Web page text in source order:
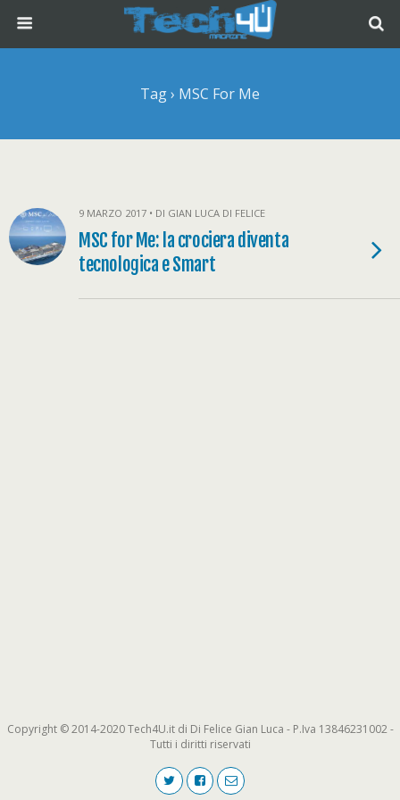
Tag › MSC For Me
9 MARZO 2017 • DI GIAN LUCA DI FELICE
MSC for Me: la crociera diventa
tecnologica e Smart
Copyright © 2014-2020 Tech4U.it di Di Felice Gian Luca - P.Iva 13846231002 -
Tutti i diritti riservati